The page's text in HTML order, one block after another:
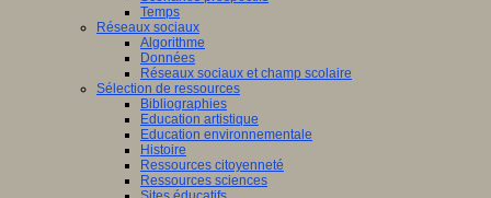
Temps
Réseaux sociaux
Algorithme
Données
Réseaux sociaux et champ scolaire
Sélection de ressources
Bibliographies
Education artistique
Education environnementale
Histoire
Ressources citoyenneté
Ressources sciences